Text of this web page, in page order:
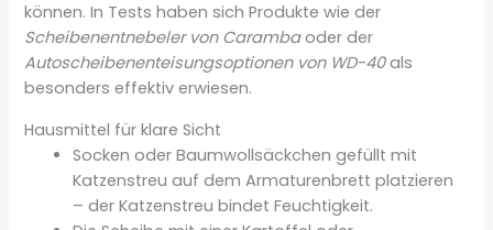
können. In Tests haben sich Produkte wie der
Scheibenentnebeler von Carambaoder der
Autoscheibenenteisungsoptionen von WD-40als
besonders effektiv erwiesen.
Hausmittel für klare Sicht
Socken oder Baumwollsäckchen gefüllt mit
Katzenstreu auf dem Armaturenbrett platzieren
– der Katzenstreu bindet Feuchtigkeit.